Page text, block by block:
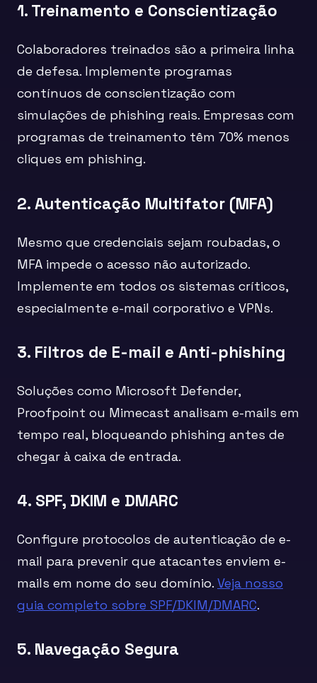
1. Treinamento e Conscientização
Colaboradores treinados são a primeira linha
de defesa. Implemente programas
contínuos de conscientização com
simulações de phishing reais. Empresas com
programas de treinamento têm 70% menos
cliques em phishing.
2. Autenticação Multifator (MFA)
Mesmo que credenciais sejam roubadas, o
MFA impede o acesso não autorizado.
Implemente em todos os sistemas críticos,
especialmente e-mail corporativo e VPNs.
3. Filtros de E-mail e Anti-phishing
Soluções como Microsoft Defender,
Proofpoint ou Mimecast analisam e-mails em
tempo real, bloqueando phishing antes de
chegar à caixa de entrada.
4. SPF, DKIM e DMARC
Configure protocolos de autenticação de e-
mail para prevenir que atacantes enviem e-
mails em nome do seu domínio. Veja nosso
guia completo sobre SPF/DKIM/DMARC.
5. Navegação Segura